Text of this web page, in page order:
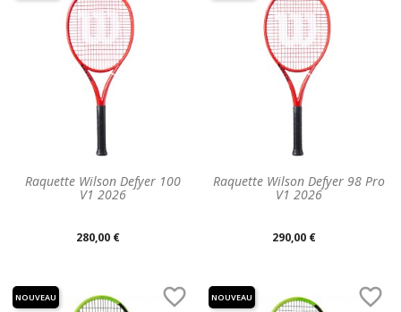
Raquette Wilson Defyer 100
V1 2026
Prix
280,00 €
Raquette Wilson Defyer 98 Pro
V1 2026
Prix
290,00 €

NOUVEAU 
NOUVEAU